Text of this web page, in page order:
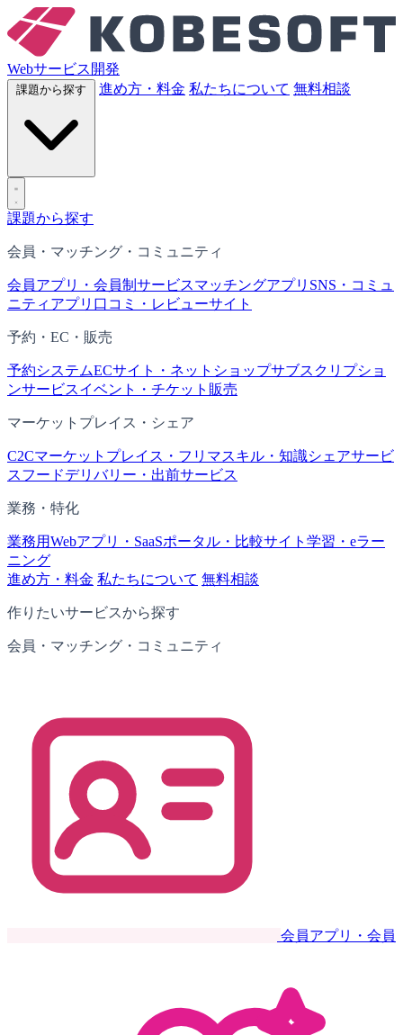
Webサービス開発
進め方・料金 私たちについて 無料相談
課題から探す
会員・マッチング・コミュニティ
会員アプリ・会員制サービスマッチングアプリ SNS・コミュ
ニティアプリ 口コミ・レビューサイト
予約・EC・販売
予約システムECサイト・ネットショップサブスクリプショ
ンサービスイベント・チケット販売
マーケットプレイス・シェア
C2Cマーケットプレイス・フリマスキル・知識シェアサービ
スフードデリバリー・出前サービス
業務・特化
業務用Webアプリ・SaaSポータル・比較サイト 学習・eラー
ニング
進め方・料金 私たちについて 無料相談
作りたいサービスから探す
会員・マッチング・コミュニティ
会員アプリ・会員